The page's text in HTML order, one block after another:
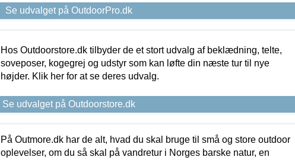
Se udvalget på OutdoorPro.dk
Hos Outdoorstore.dk tilbyder de et stort udvalg af beklædning, telte,
soveposer, kogegrej og udstyr som kan løfte din næste tur til nye
højder. Klik her for at se deres udvalg.
Se udvalget på Outdoorstore.dk
På Outmore.dk har de alt, hvad du skal bruge til små og store outdoor
oplevelser, om du så skal på vandretur i Norges barske natur, en